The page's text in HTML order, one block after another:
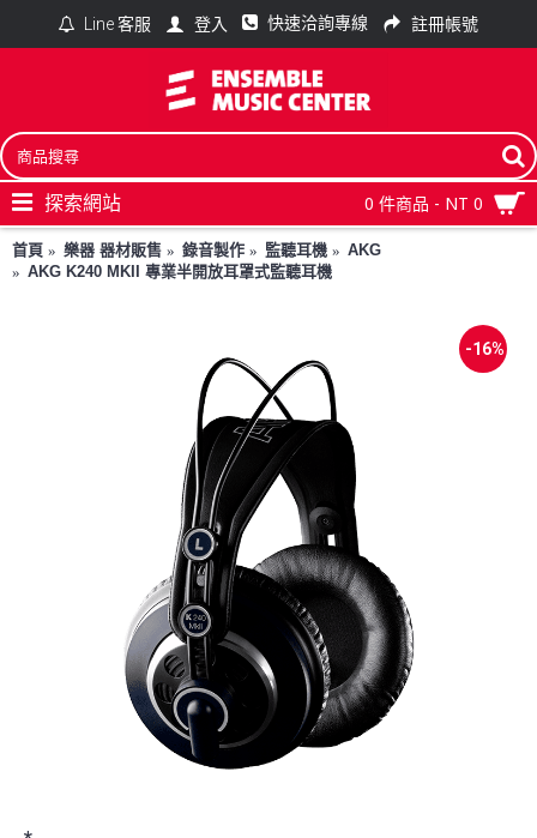
Line 客服 登入 快速洽詢專線 註冊帳號
0 件商品 - NT 0
探索網站
首頁 樂器 器材販售 錄音製作 監聽耳機
AKG
AKG K240 MKII 專業半開放耳罩式監聽耳機
-16%